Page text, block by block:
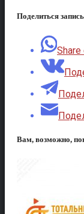
Поделиться
Share
Вам, возможно,